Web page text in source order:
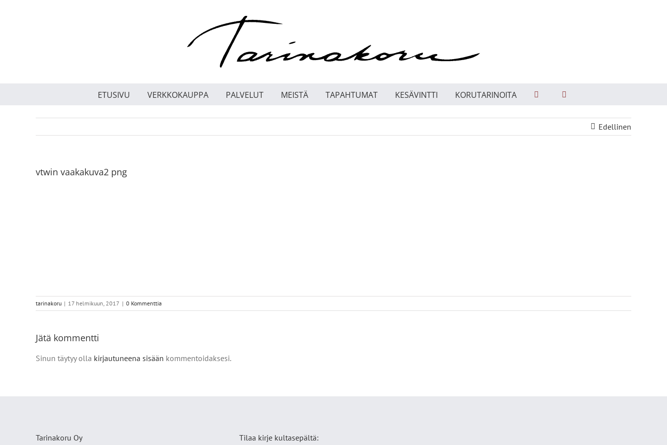
ETUSIVU VERKKOKAUPPA PALVELUT MEISTÄ TAPAHTUMAT KESÄVINTTI KORUTARINOITA
Edellinen
vtwin vaakakuva2 png
tarinakoru | 17 helmikuun, 2017 | 0 Kommenttia
Jätä kommentti
Sinun täytyy olla kirjautuneena sisään kommentoidaksesi.
Tarinakoru Oy
Tilaa kirje kultasepältä: